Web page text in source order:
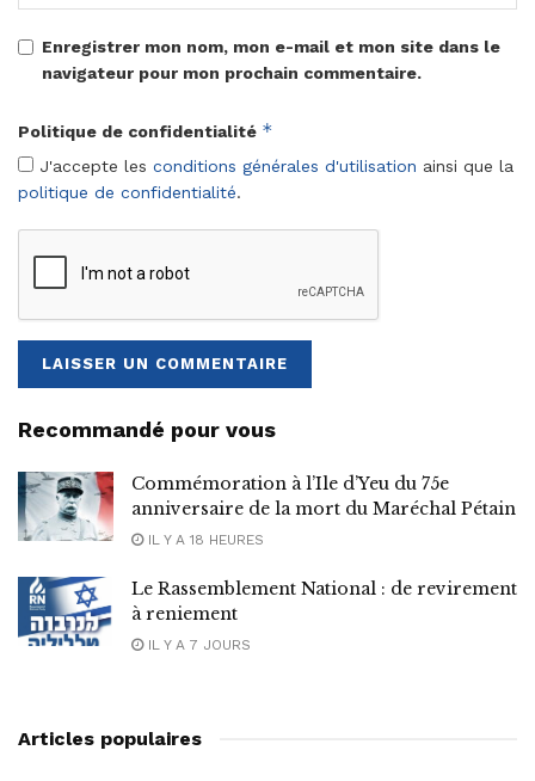
Enregistrer mon nom, mon e-mail et mon site dans le
navigateur pour mon prochain commentaire.
Politique de confidentialité *
J'accepte les conditions générales d'utilisation ainsi que la
politique de confidentialité.
Recommandé pour vous
Commémoration à l’Ile d’Yeu du 75e
anniversaire de la mort du Maréchal Pétain
IL Y A 18 HEURES
Le Rassemblement National : de revirement
à reniement
IL Y A 7 JOURS
Articles populaires